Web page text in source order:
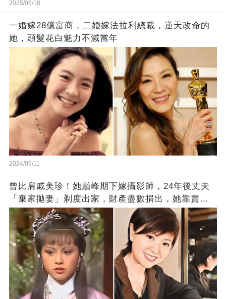
2025/06/18
一婚嫁28億富商，二婚嫁法拉利總裁，逆天改命的
她，頭髮花白魅力不減當年
2024/09/11
曾比肩戚美珍！她巔峰期下嫁攝影師，24年後丈夫
「棄家拋妻」剃度出家，財產盡數捐出，她靠賣保
險維生，如今過得怎樣